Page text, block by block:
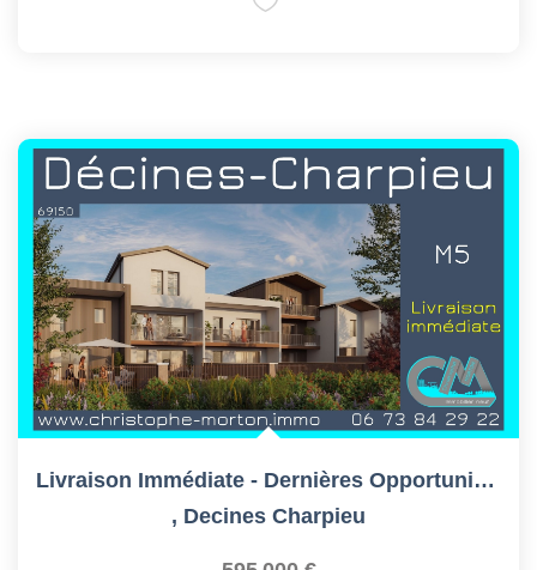
Livraison Immédiate - Dernières Opportunités
, Decines Charpieu